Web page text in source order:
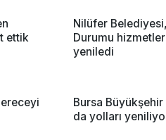
ettik
Nilüfer
Durumu
yeniledi
Bursa
da yolları